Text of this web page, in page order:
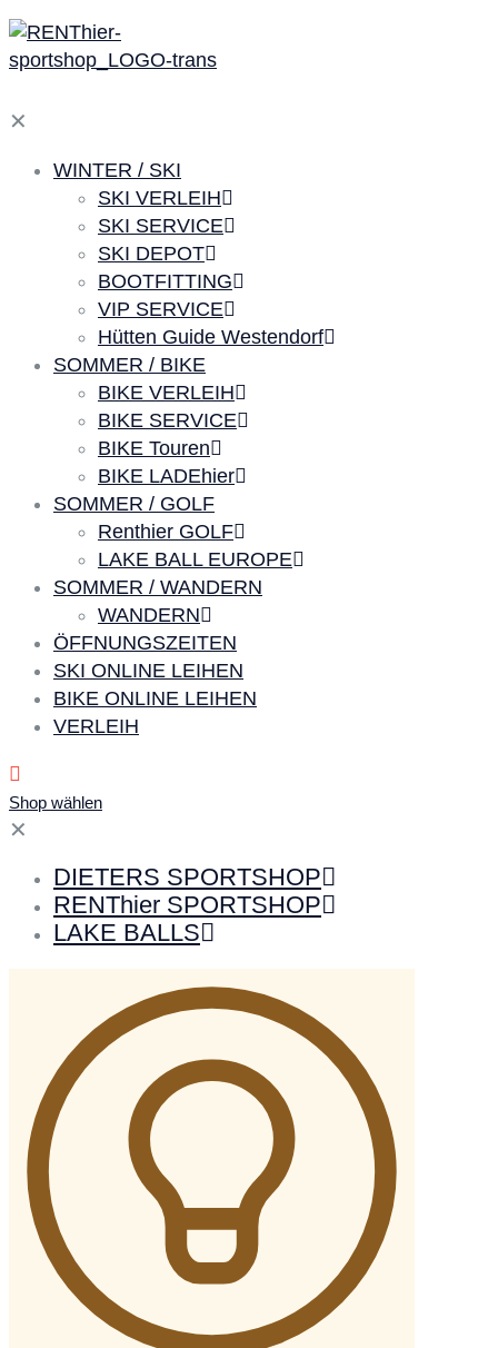
✕
WINTER / SKI
SKI VERLEIH
SKI SERVICE
SKI DEPOT
BOOTFITTING
VIP SERVICE
Hütten Guide Westendorf
SOMMER / BIKE
BIKE VERLEIH
BIKE SERVICE
BIKE Touren
BIKE LADEhier
SOMMER / GOLF
Renthier GOLF
LAKE BALL EUROPE
SOMMER / WANDERN
WANDERN
ÖFFNUNGSZEITEN
SKI ONLINE LEIHEN
BIKE ONLINE LEIHEN
VERLEIH
Shop wählen
✕
DIETERS SPORTSHOP
RENThier SPORTSHOP
LAKE BALLS